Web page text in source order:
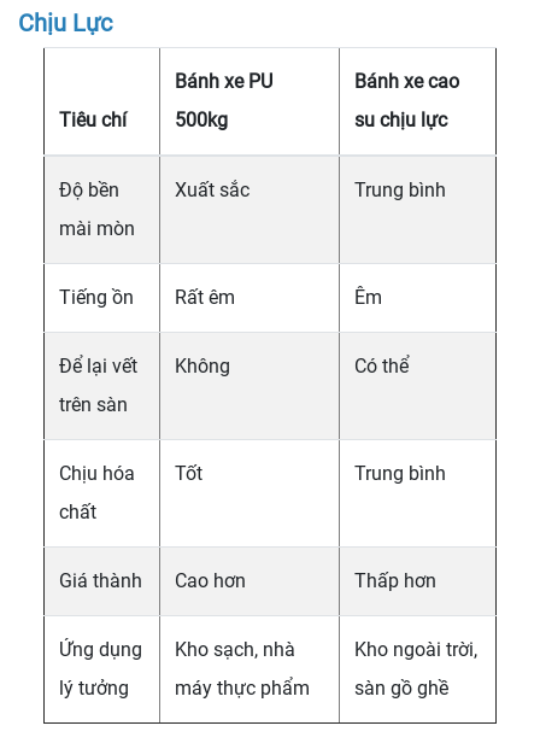
Chịu Lực
Tiêu chí
Bánh xe PU
500kg
Bánh xe cao
su chịu lực
Độ bền
mài mòn
Xuất sắc Trung bình
Tiếng ồn Rất êm Êm
Để lại vết
trên sàn
Không Có thể
Chịu hóa
chất
Tốt Trung bình
Giá thành Cao hơn Thấp hơn
Ứng dụng
lý tưởng
Kho sạch, nhà
máy thực phẩm
Kho ngoài trời,
sàn gồ ghề